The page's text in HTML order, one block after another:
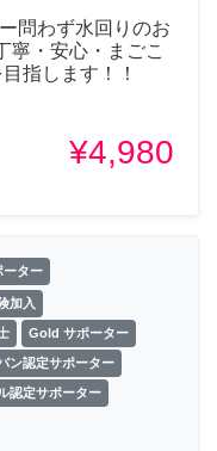
問わず水回りのお
寧・安心・まごこ
指します！！
¥4,980
ーター
加入
Gold サポーター
ン認定サポーター
認定サポーター